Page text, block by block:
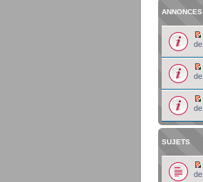
ANNONCES
de
de
de
SUJETS
de